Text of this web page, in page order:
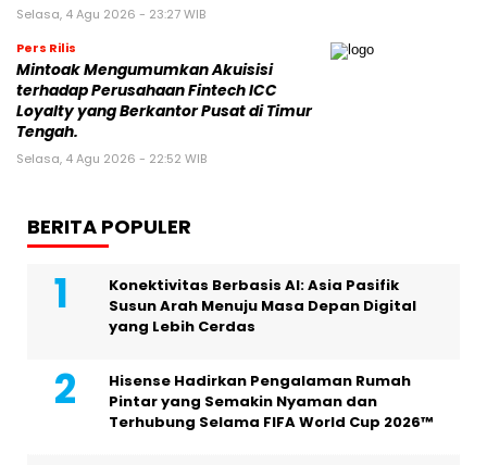
Selasa, 4 Agu 2026 - 23:27 WIB
Pers Rilis
Mintoak Mengumumkan Akuisisi
terhadap Perusahaan Fintech ICC
Loyalty yang Berkantor Pusat di Timur
Tengah.
Selasa, 4 Agu 2026 - 22:52 WIB
BERITA POPULER
Konektivitas Berbasis AI: Asia Pasifik
Susun Arah Menuju Masa Depan Digital
yang Lebih Cerdas
Hisense Hadirkan Pengalaman Rumah
Pintar yang Semakin Nyaman dan
Terhubung Selama FIFA World Cup 2026™